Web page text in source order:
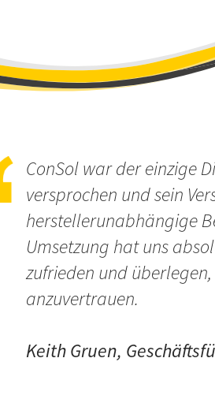
ConSol war der einzige
versprochen und sein
herstellerunabhängige
Umsetzung hat uns
zufrieden und
anzuvertrauen.
Keith Gruen,